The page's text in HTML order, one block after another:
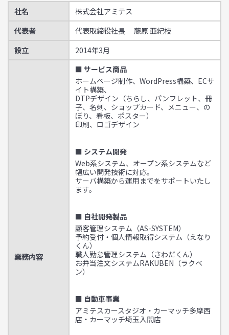
社名
株式会社アミテス
代表者
代表取締役社長 藤原 亜紀枝
設立
2014年3月
業務内容
■ サービス商品
ホームページ制作、WordPress構築、ECサ
イト構築、
DTPデザイン（ちらし、パンフレット、冊
子、名刺、ショップカード、メニュー、の
ぼり、看板、ポスター）
印刷、ロゴデザイン
■ システム開発
Web系システム、オープン系システムなど
幅広い開発技術に対応。
サーバ構築から運用までをサポートいたし
ます。
■ 自社開発製品
顧客管理システム（AS-SYSTEM）
予約受付・個人情報取得システム（えなり
くん）
職人勤怠管理システム（さわだくん）
お弁当注文システムRAKUBEN（ラクベ
ン）
■ 自動車事業
アミテスカースタジオ・カーマッチ多摩西
店・カーマッチ埼玉入間店